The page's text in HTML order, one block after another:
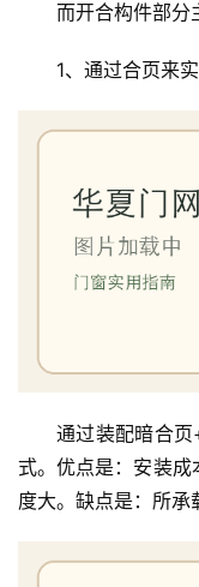
而开合构件部分
1、通过合页来
通过装配暗合
式。优点是：安装成
度大。缺点是：所承